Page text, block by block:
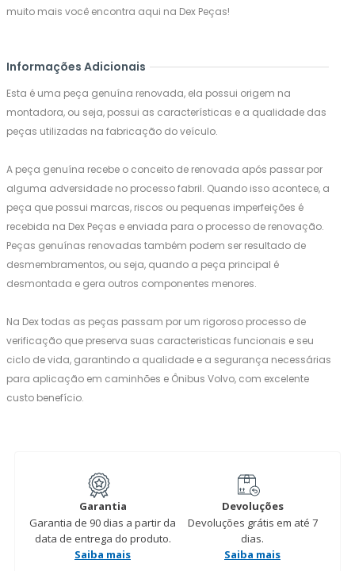
muito mais você encontra aqui na Dex Peças!
Informações Adicionais
Esta é uma peça genuína renovada, ela possui origem na
montadora, ou seja, possui as características e a qualidade das
peças utilizadas na fabricação do veículo.
A peça genuína recebe o conceito de renovada após passar por
alguma adversidade no processo fabril. Quando isso acontece, a
peça que possui marcas, riscos ou pequenas imperfeições é
recebida na Dex Peças e enviada para o processo de renovação.
Peças genuínas renovadas também podem ser resultado de
desmembramentos, ou seja, quando a peça principal é
desmontada e gera outros componentes menores.
Na Dex todas as peças passam por um rigoroso processo de
verificação que preserva suas caracteristicas funcionais e seu
ciclo de vida, garantindo a qualidade e a segurança necessárias
para aplicação em caminhões e Ônibus Volvo, com excelente
custo benefício.
Garantia
Garantia de 90 dias a partir da
data de entrega do produto.
Saiba mais
Devoluções
Devoluções grátis em até 7
dias.
Saiba mais